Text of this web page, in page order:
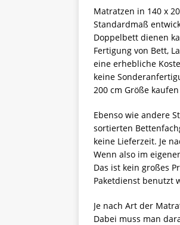
Matratzen in 140 x
Standardmaß
Doppelbett dienen
Fertigung von Bett,
eine erhebliche
keine
200 cm Größe
Ebenso wie andere
sortierten
keine Lieferzeit. Je
Wenn also im
Das ist kein großes
Paketdienst benutzt
Je nach Art der
Dabei muss man